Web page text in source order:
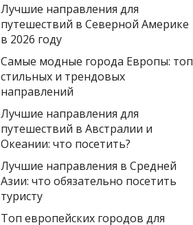
Лучшие направления для
путешествий в Северной Америке
в 2026 году
Самые модные города Европы: топ
стильных и трендовых
направлений
Лучшие направления для
путешествий в Австралии и
Океании: что посетить?
Лучшие направления в Средней
Азии: что обязательно посетить
туристу
Топ европейских городов для